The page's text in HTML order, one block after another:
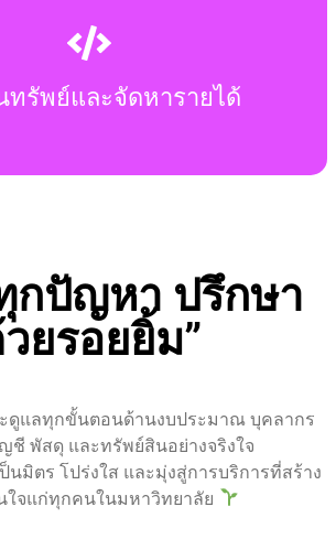
ทรัพย์และจัดหารายได้
กปัญหา ปรึกษา
ยรอยยิ้ม”
ดูแลทุกขั้นตอนด้านงบประมาณ บุคลากร
ชี พัสดุ และทรัพย์สินอย่างจริงใจ
นมิตร โปร่งใส และมุ่งสู่การบริการที่สร้าง
ใจแก่ทุกคนในมหาวิทยาลัย